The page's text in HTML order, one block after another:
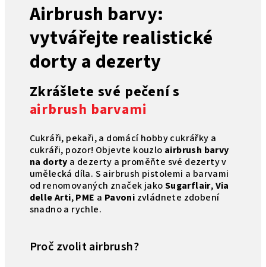
Airbrush barvy:
vytvářejte realistické
dorty a dezerty
Zkrášlete své pečení s
airbrush barvami
Cukráři, pekaři, a domácí hobby cukrářky a
cukráři, pozor! Objevte kouzlo airbrush barvy
na dorty a dezerty a proměňte své dezerty v
umělecká díla. S airbrush pistolemi a barvami
od renomovaných značek jakoSugarflair,Via
delle Arti,PME a Pavoni zvládnete zdobení
snadno a rychle.
Proč zvolit airbrush?